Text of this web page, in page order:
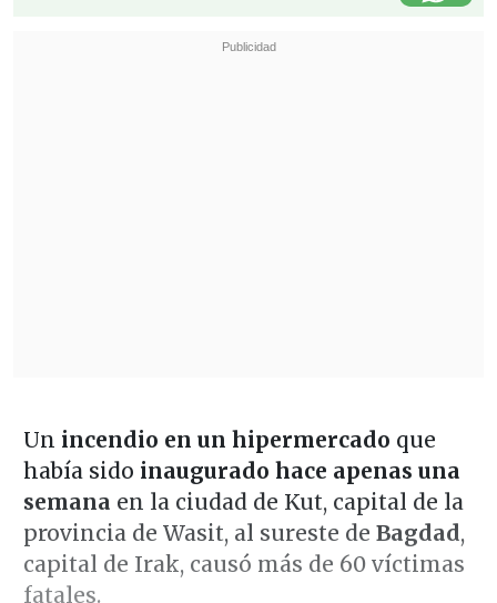
Un incendio en un hipermercado que
había sido inaugurado hace apenas una
semana en la ciudad de Kut, capital de la
provincia de Wasit, al sureste de Bagdad,
capital de Irak, causó más de 60 víctimas
fatales.